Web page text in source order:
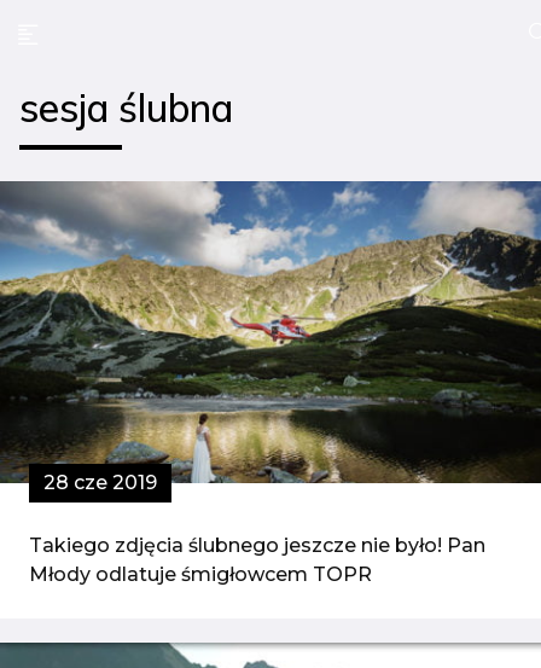
sesja ślubna
28 cze 2019
Takiego zdjęcia ślubnego jeszcze nie było! Pan
Młody odlatuje śmigłowcem TOPR